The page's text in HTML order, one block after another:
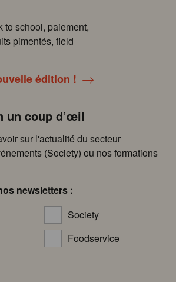
to school, paiement,
pimentés, field
édition !
un coup d’œil
sur l'actualité du secteur
(Society) ou nos formations
newsletters :
Society
Foodservice